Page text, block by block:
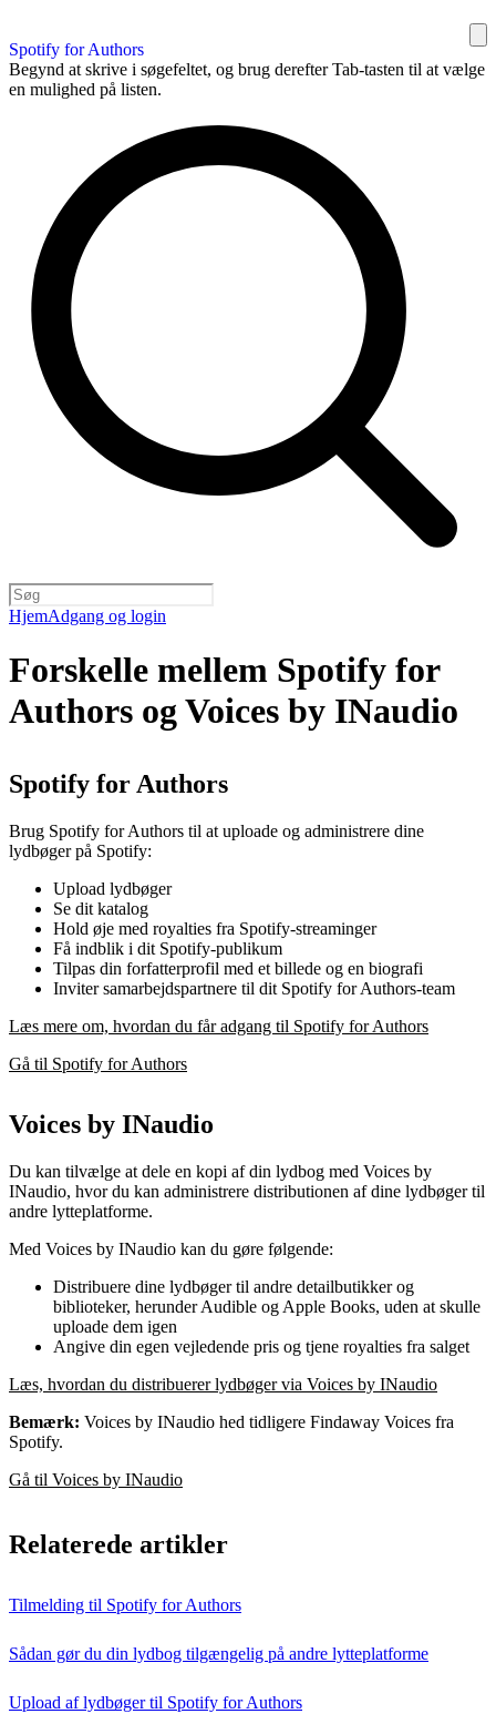
Spotify for Authors
Begynd at skrive i søgefeltet, og brug derefter Tab-tasten til at vælge
en mulighed på listen.
HjemAdgang og login
Forskelle mellem Spotify for
Authors og Voices by INaudio
Spotify for Authors
Brug Spotify for Authors til at uploade og administrere dine
lydbøger på Spotify:
Upload lydbøger
Se dit katalog
Hold øje med royalties fra Spotify-streaminger
Få indblik i dit Spotify-publikum
Tilpas din forfatterprofil med et billede og en biografi
Inviter samarbejdspartnere til dit Spotify for Authors-team
Læs mere om, hvordan du får adgang til Spotify for Authors
Gå til Spotify for Authors
Voices by INaudio
Du kan tilvælge at dele en kopi af din lydbog med Voices by
INaudio, hvor du kan administrere distributionen af dine lydbøger til
andre lytteplatforme.
Med Voices by INaudio kan du gøre følgende:
Distribuere dine lydbøger til andre detailbutikker og
biblioteker, herunder Audible og Apple Books, uden at skulle
uploade dem igen
Angive din egen vejledende pris og tjene royalties fra salget
Læs, hvordan du distribuerer lydbøger via Voices by INaudio
Bemærk: Voices by INaudio hed tidligere Findaway Voices fra
Spotify.
Gå til Voices by INaudio
Relaterede artikler
Tilmelding til Spotify for Authors
Sådan gør du din lydbog tilgængelig på andre lytteplatforme
Upload af lydbøger til Spotify for Authors